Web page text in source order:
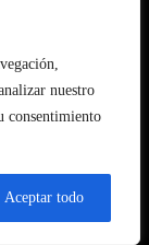
nuestro
consentimiento
Aceptar todo
en
ya